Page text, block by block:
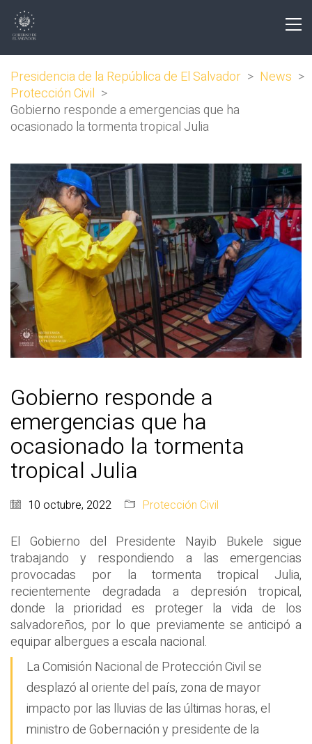
Presidencia de la República de El Salvador > News >
Protección Civil >
Gobierno responde a emergencias que ha
ocasionado la tormenta tropical Julia
Gobierno responde a
emergencias que ha
ocasionado la tormenta
tropical Julia
10 octubre, 2022 Protección Civil
El Gobierno del Presidente Nayib Bukele sigue
trabajando y respondiendo a las emergencias
provocadas por la tormenta tropical Julia,
recientemente degradada a depresión tropical,
donde la prioridad es proteger la vida de los
salvadoreños, por lo que previamente se anticipó a
equipar albergues a escala nacional.
La Comisión Nacional de Protección Civil se
desplazó al oriente del país, zona de mayor
impacto por las lluvias de las últimas horas, el
ministro de Gobernación y presidente de la